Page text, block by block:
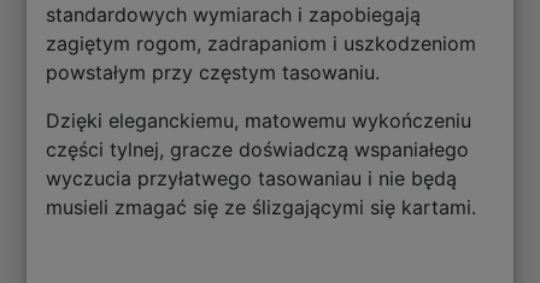
standardowych wymiarach i zapobiegają
zagiętym rogom, zadrapaniom i uszkodzeniom
powstałym przy częstym tasowaniu.
Dzięki eleganckiemu, matowemu wykończeniu
części tylnej, gracze doświadczą wspaniałego
wyczucia przyłatwego tasowaniau i nie będą
musieli zmagać się ze ślizgającymi się kartami.